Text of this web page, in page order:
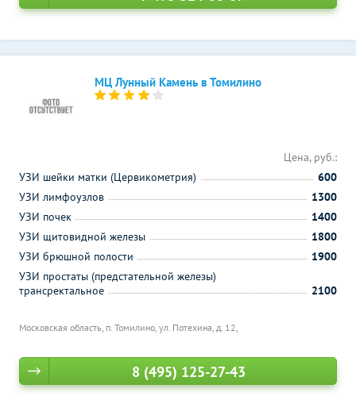
МЦ Лунный Камень в Томилино
Московская область, п. Томилино, ул. Потехина, д. 12,
Цена, руб.:
УЗИ шейки матки (Цервикометрия)
600
УЗИ лимфоузлов
1300
УЗИ почек
1400
УЗИ щитовидной железы
1800
УЗИ брюшной полости
1900
УЗИ простаты (предстательной железы)
трансректальное
2100
8 (495) 125-27-43